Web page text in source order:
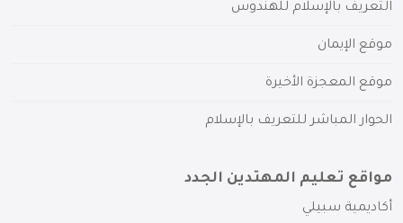
التعريف بالإسلام للهندوس
موقع الإيمان
موقع المعجزة الأخيرة
الحوار المباشر للتعريف بالإسلام
مواقع تعليم المهتدين الجدد
أكاديمية سبيلي